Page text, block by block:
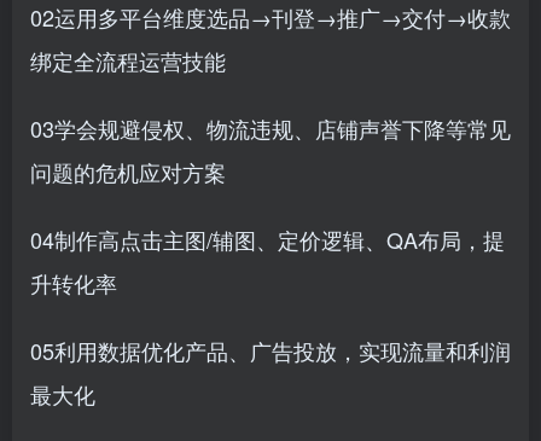
02运用多平台维度选品→刊登→推广→交付→收款
绑定全流程运营技能
03学会规避侵权、物流违规、店铺声誉下降等常见
问题的危机应对方案
04制作高点击主图/辅图、定价逻辑、QA布局，提
升转化率
05利用数据优化产品、广告投放，实现流量和利润
最大化